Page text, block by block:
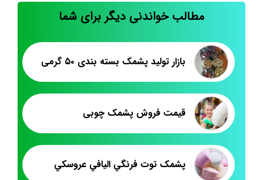
مطالب خواندنی دیگر برای شما
بازار تولید پشمک بسته بندی ۵۰ گرمی
قیمت فروش پشمک چوبی
پشمک توت فرنگي اليافي عروسکي